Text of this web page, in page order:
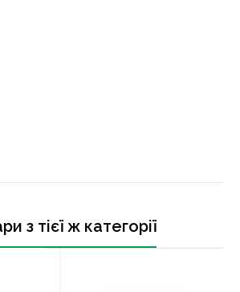
з тієї ж категорії